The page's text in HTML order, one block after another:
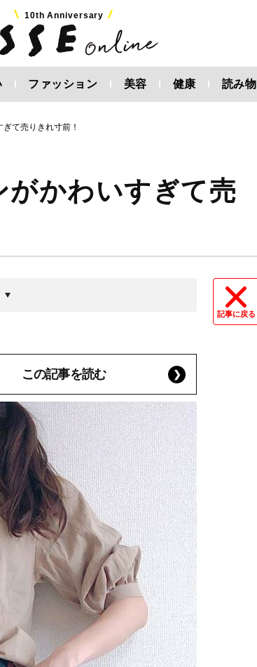
10th Anniversary
ファッション 美容 健康 読み物
て売りきれ寸前！
かわいすぎて売
記事に戻る
この記事を読む